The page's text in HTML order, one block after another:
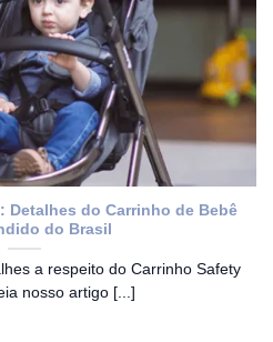
Detalhes do Carrinho de Bebê
do Brasil
a respeito do Carrinho Safety
nosso artigo [...]